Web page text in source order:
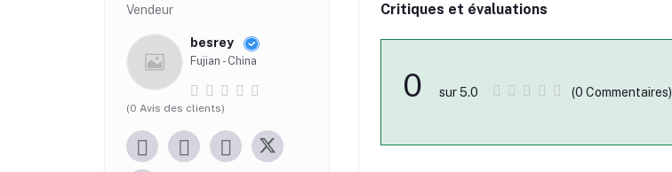
Vendeur
besrey
Fujian - China
(0 Avis des clients)
Critiques et évaluations
0 sur 5.0 (0 Commentaires)